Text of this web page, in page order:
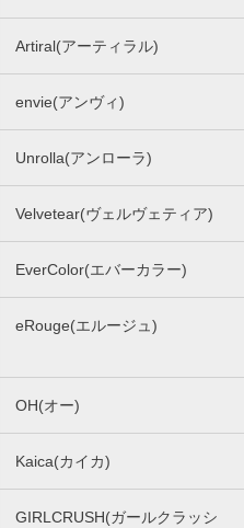
Artiral(アーティラル)
envie(アンヴィ)
Unrolla(アンローラ)
Velvetear(ヴェルヴェティア)
EverColor(エバーカラー)
eRouge(エルージュ)
OH(オー)
Kaica(カイカ)
GIRLCRUSH(ガールクラッシ